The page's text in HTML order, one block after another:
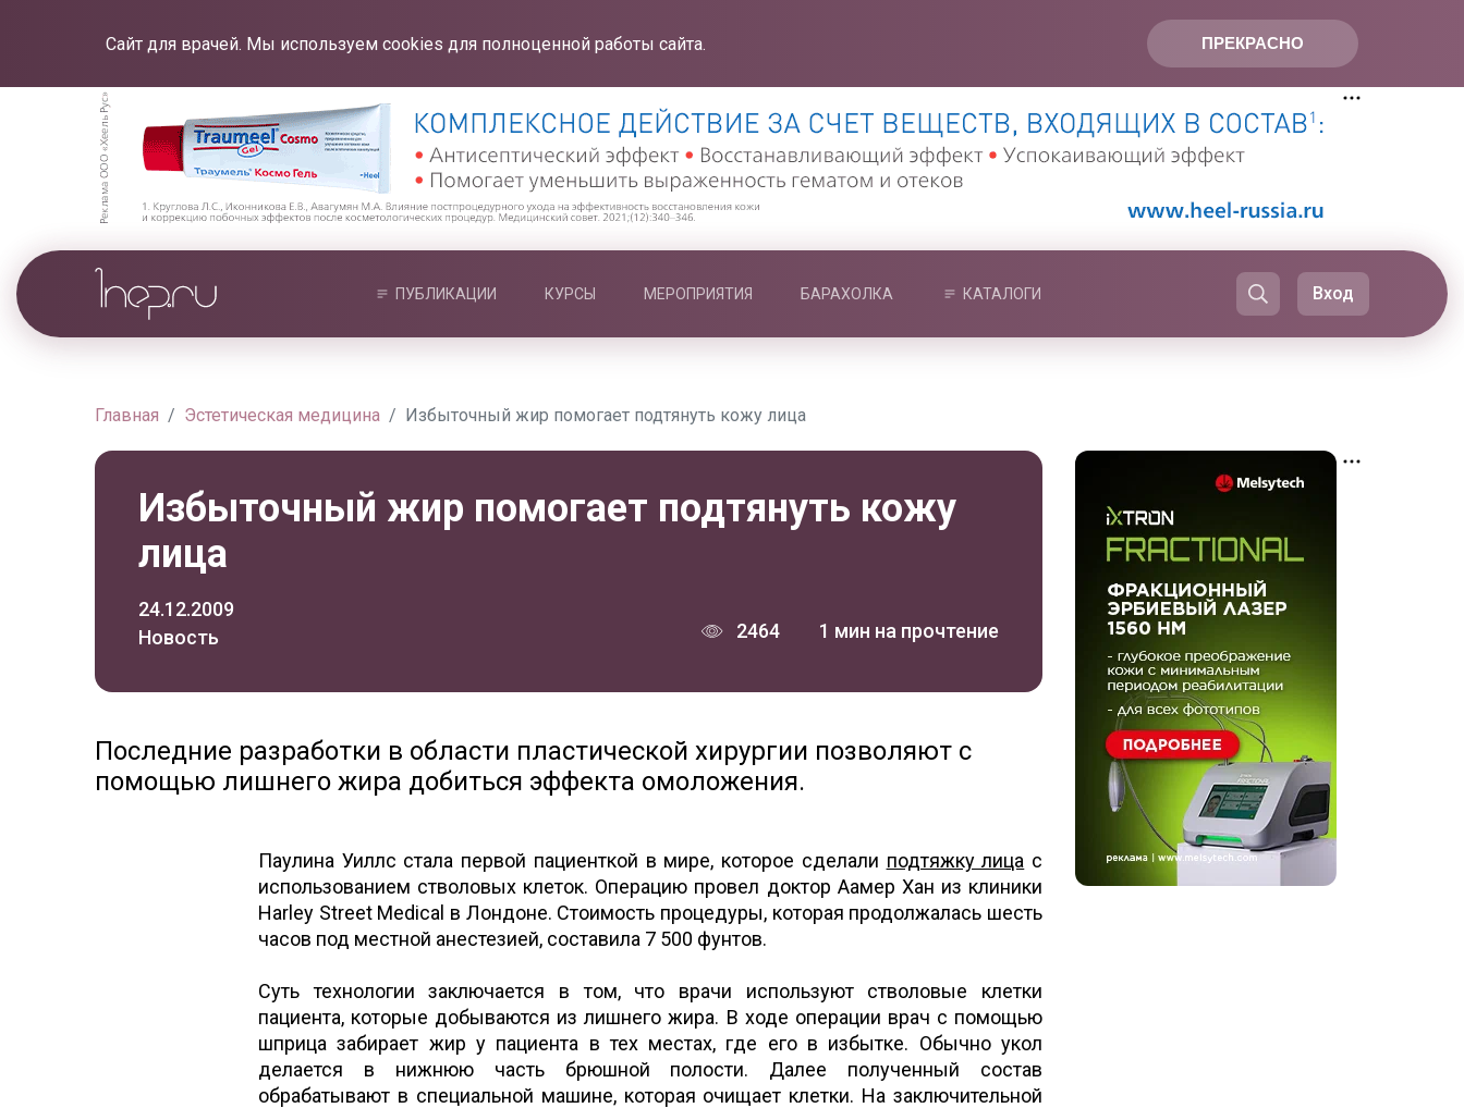
ПРЕКРАСНО
Сайт для врачей. Мы используем cookies для полноценной работы сайта.
ПУБЛИКАЦИИ КУРСЫ МЕРОПРИЯТИЯ БАРАХОЛКА КАТАЛОГИ Вход
Главная Эстетическая медицина Избыточный жир помогает подтянуть кожу лица
Избыточный жир помогает подтянуть кожу
лица
24.12.2009
Новость
2464 1 мин на прочтение
Последние разработки в области пластической хирургии позволяют с
помощью лишнего жира добиться эффекта омоложения.
Паулина Уиллс стала первой пациенткой в мире, которое сделали подтяжку лица с
использованием стволовых клеток. Операцию провел доктор Аамер Хан из клиники
Harley Street Medical в Лондоне. Стоимость процедуры, которая продолжалась шесть
часов под местной анестезией, составила 7 500 фунтов.
Суть технологии заключается в том, что врачи используют стволовые клетки
пациента, которые добываются из лишнего жира. В ходе операции врач с помощью
шприца забирает жир у пациента в тех местах, где его в избытке. Обычно укол
делается в нижнюю часть брюшной полости. Далее полученный состав
обрабатывают в специальной машине, которая очищает клетки. На заключительной